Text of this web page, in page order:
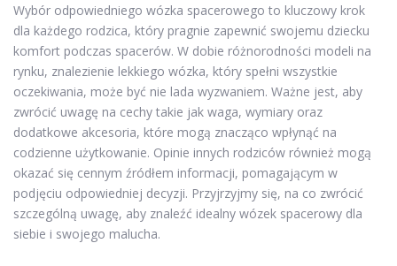
Wybór odpowiedniego wózka spacerowego to kluczowy krok
dla każdego rodzica, który pragnie zapewnić swojemu dziecku
komfort podczas spacerów. W dobie różnorodności modeli na
rynku, znalezienie lekkiego wózka, który spełni wszystkie
oczekiwania, może być nie lada wyzwaniem. Ważne jest, aby
zwrócić uwagę na cechy takie jak waga, wymiary oraz
dodatkowe akcesoria, które mogą znacząco wpłynąć na
codzienne użytkowanie. Opinie innych rodziców również mogą
okazać się cennym źródłem informacji, pomagającym w
podjęciu odpowiedniej decyzji. Przyjrzyjmy się, na co zwrócić
szczególną uwagę, aby znaleźć idealny wózek spacerowy dla
siebie i swojego malucha.